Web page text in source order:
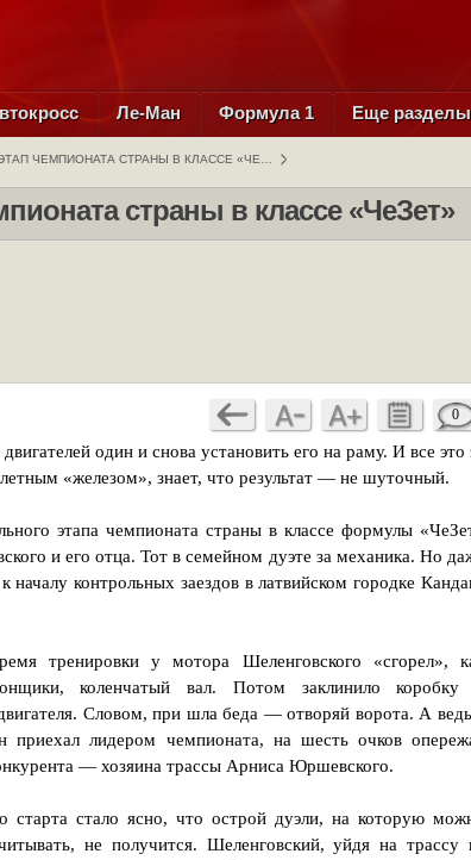
Ле-Ман Формула 1 Еще разделы
ЧЕМПИОНАТА СТРАНЫ В КЛАССЕ «ЧЕ…
страны в классе «ЧеЗет»
0
один и снова установить его на раму. И все это
«железом», знает, что результат — не шуточный.
этапа чемпионата страны в классе формулы
и его отца. Тот в семейном дуэте за механика. Но
контрольных заездов в латвийском городке
тренировки у мотора Шеленговского «сгорел»,
коленчатый вал. Потом заклинило
Словом, при шла беда — отворяй ворота. А
приехал лидером чемпионата, на шесть очков
— хозяина трассы Арниса Юршевского.
старта стало ясно, что острой дуэли, на которую
не получится. Шеленговский, уйдя на трассу